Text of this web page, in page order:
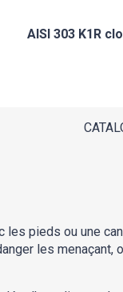
AISI 303 K1R
pieds ou une
les menaçant,